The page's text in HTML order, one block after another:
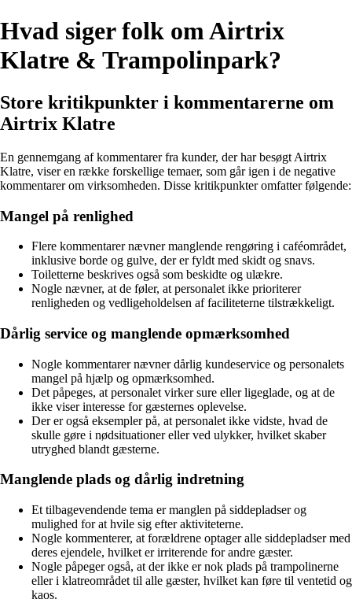
Hvad siger folk om Airtrix
Klatre & Trampolinpark?
Store kritikpunkter i kommentarerne om
Airtrix Klatre
En gennemgang af kommentarer fra kunder, der har besøgt Airtrix
Klatre, viser en række forskellige temaer, som går igen i de negative
kommentarer om virksomheden. Disse kritikpunkter omfatter følgende:
Mangel på renlighed
Flere kommentarer nævner manglende rengøring i caféområdet,
inklusive borde og gulve, der er fyldt med skidt og snavs.
Toiletterne beskrives også som beskidte og ulækre.
Nogle nævner, at de føler, at personalet ikke prioriterer
renligheden og vedligeholdelsen af faciliteterne tilstrækkeligt.
Dårlig service og manglende opmærksomhed
Nogle kommentarer nævner dårlig kundeservice og personalets
mangel på hjælp og opmærksomhed.
Det påpeges, at personalet virker sure eller ligeglade, og at de
ikke viser interesse for gæsternes oplevelse.
Der er også eksempler på, at personalet ikke vidste, hvad de
skulle gøre i nødsituationer eller ved ulykker, hvilket skaber
utryghed blandt gæsterne.
Manglende plads og dårlig indretning
Et tilbagevendende tema er manglen på siddepladser og
mulighed for at hvile sig efter aktiviteterne.
Nogle kommenterer, at forældrene optager alle siddepladser med
deres ejendele, hvilket er irriterende for andre gæster.
Nogle påpeger også, at der ikke er nok plads på trampolinerne
eller i klatreområdet til alle gæster, hvilket kan føre til ventetid og
kaos.